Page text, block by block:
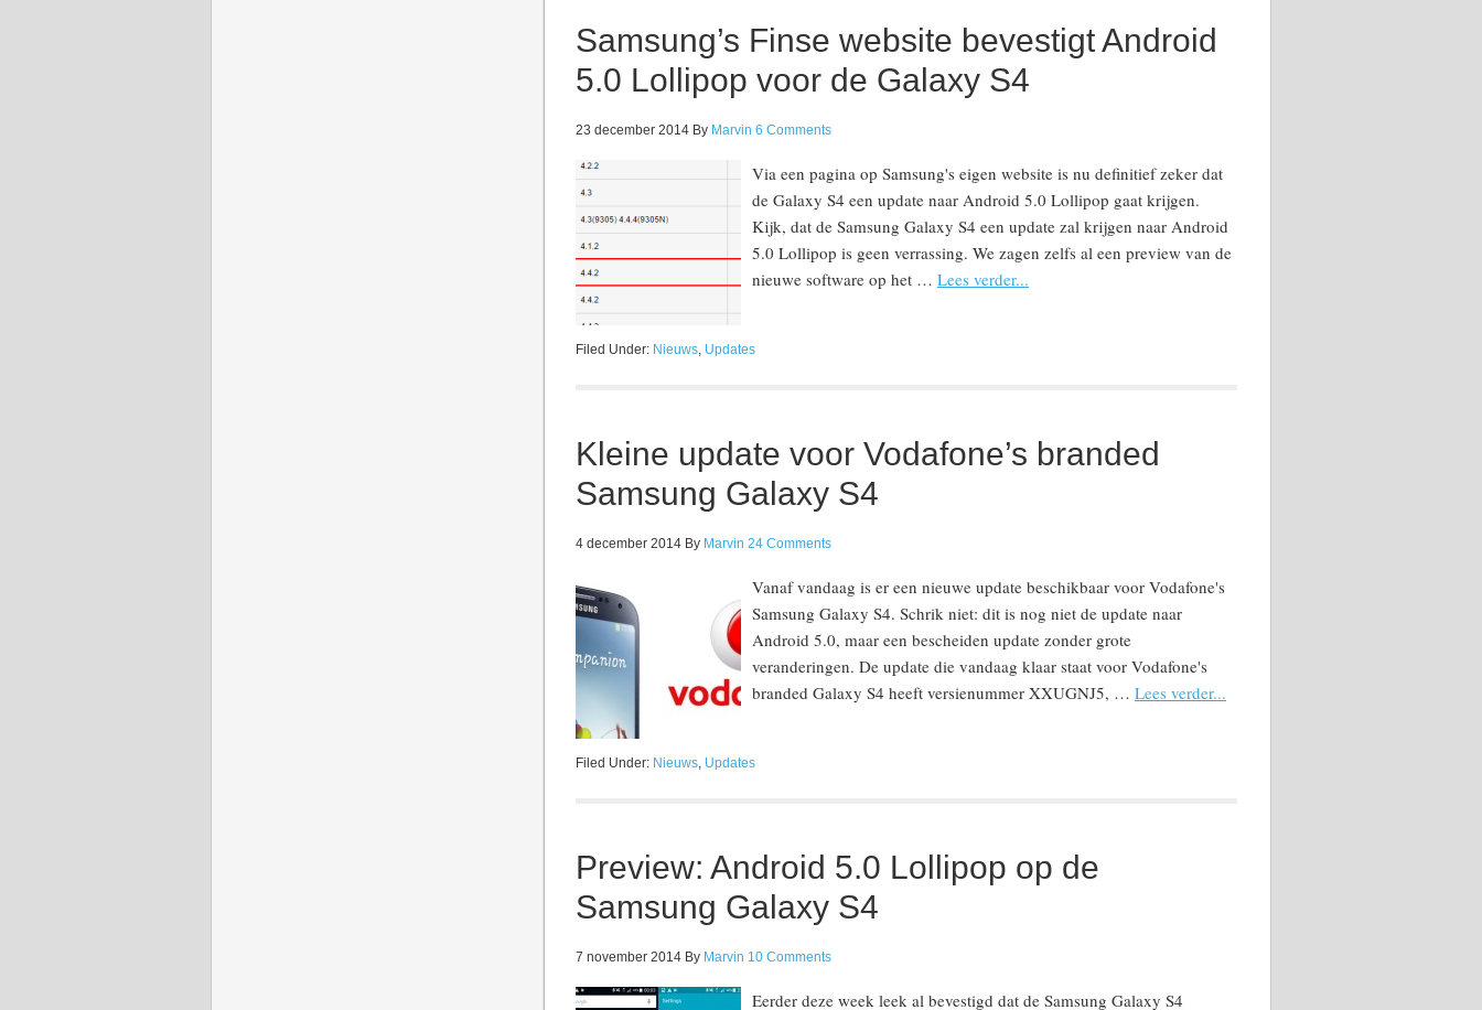
Samsung’s Finse website bevestigt Android
5.0 Lollipop voor de Galaxy S4
23 december 2014 By Marvin 6 Comments
Via een pagina op Samsung's eigen website is nu definitief zeker dat
de Galaxy S4 een update naar Android 5.0 Lollipop gaat krijgen.
Kijk, dat de Samsung Galaxy S4 een update zal krijgen naar Android
5.0 Lollipop is geen verrassing. We zagen zelfs al een preview van de
nieuwe software op het … Lees verder...
Filed Under: Nieuws, Updates
Kleine update voor Vodafone’s branded
Samsung Galaxy S4
4 december 2014 By Marvin 24 Comments
Vanaf vandaag is er een nieuwe update beschikbaar voor Vodafone's
Samsung Galaxy S4. Schrik niet: dit is nog niet de update naar
Android 5.0, maar een bescheiden update zonder grote
veranderingen. De update die vandaag klaar staat voor Vodafone's
branded Galaxy S4 heeft versienummer XXUGNJ5, … Lees verder...
Filed Under: Nieuws, Updates
Preview: Android 5.0 Lollipop op de
Samsung Galaxy S4
7 november 2014 By Marvin 10 Comments
Eerder deze week leek al bevestigd dat de Samsung Galaxy S4